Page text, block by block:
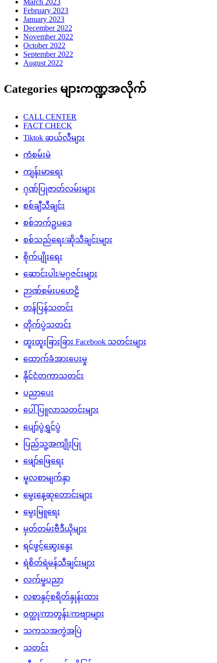
March 2023
February 2023
January 2023
December 2022
November 2022
October 2022
September 2022
August 2022
Categories များကဏ္ဍအလိုက်
CALL CENTER
FACT CHECK
Tiktok ဆယ်လီများ
ကံစမ်းမဲ
ကျန်းမာရေး
ဂုဏ်ပြုဇာတ်လမ်းများ
စစ်ချီသီချင်း
စစ်ဘက်ဥပဒေ
စစ်သည်ရေး/ဆိုသီချင်းများ
စိုက်ပျိုးရေး
ဆောင်းပါး/မဂ္ဂဇင်းများ
ဉာဏ်စမ်းပဟေဠိ
တန်ပြန်သတင်း
တိုက်ပွဲသတင်း
ထူးထူးခြားခြား Facebook သတင်းများ
ထောက်ခံအားပေးမှု
နိုင်ငံတကာသတင်း
ပညာပေး
ပေါ်ပြူလာသတင်းများ
ပျော်ပွဲရွှင်ပွဲ
ပြည်သူ့အကျိုးပြု
ဖျော်ဖြေရေး
မူလစာမျက်နှာ
မွေးနေ့ဆုတောင်းများ
မွေးမြူရေး
မှတ်တမ်းဗီဒီယိုများ
ရင်ဖွင့်ဆွေးနွေး
ရဲစိတ်ရဲမန်သီချင်းများ
လက်မှုပညာ
လစာနှင့်စရိတ်နှုန်းထား
ဝတ္ထု/ကာတွန်း/ကဗျာများ
သကသအကွဲအပြဲ
သတင်း